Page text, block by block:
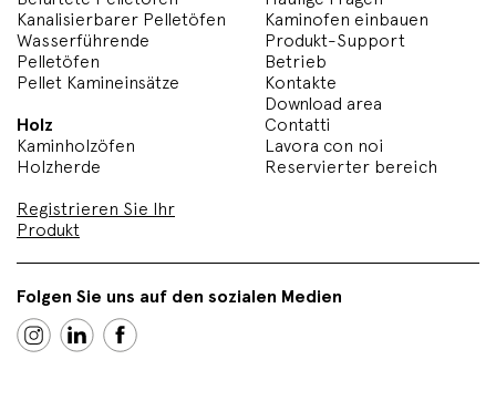
Kanalisierbarer Pelletöfen
Wasserführende
Pelletöfen
Pellet Kamineinsätze
Holz
Kaminholzöfen
Holzherde
Registrieren Sie Ihr
Produkt
Kaminofen einbauen
Produkt-Support
Betrieb
Kontakte
Download area
Contatti
Lavora con noi
Reservierter bereich
Folgen Sie uns auf den sozialen Medien